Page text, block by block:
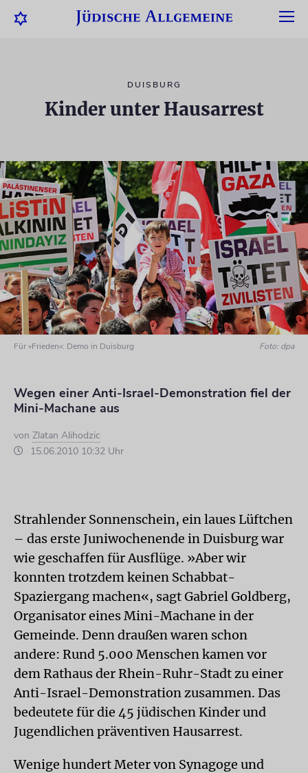
DUISBURG
Kinder unter Hausarrest
Für »Frieden«: Demo in Duisburg Foto: dpa
Wegen einer Anti-Israel-Demonstration fiel der
Mini-Machane aus
von Zlatan Alihodzic
15.06.2010 10:32 Uhr
Strahlender Sonnenschein, ein laues Lüftchen
– das erste Juniwochenende in Duisburg war
wie geschaffen für Ausflüge. »Aber wir
konnten trotzdem keinen Schabbat-
Spaziergang machen«, sagt Gabriel Goldberg,
Organisator eines Mini-Machane in der
Gemeinde. Denn draußen waren schon
andere: Rund 5.000 Menschen kamen vor
dem Rathaus der Rhein-Ruhr-Stadt zu einer
Anti-Israel-Demonstration zusammen. Das
bedeutete für die 45 jüdischen Kinder und
Jugendlichen präventiven Hausarrest.
Wenige hundert Meter von Synagoge und